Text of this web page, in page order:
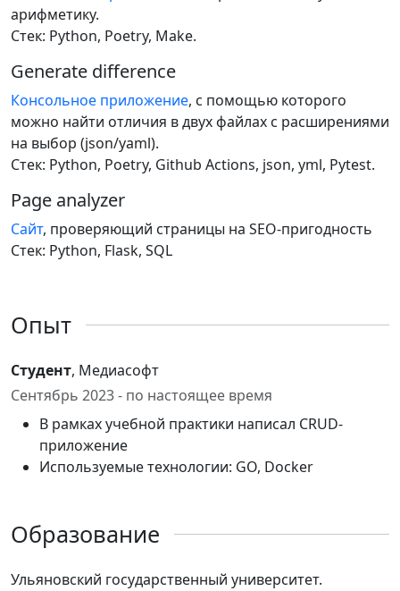
арифметику.
Стек: Python, Poetry, Make.
Generate difference
Консольное приложение, с помощью которого
можно найти отличия в двух файлах с расширениями
на выбор (json/yaml).
Стек: Python, Poetry, Github Actions, json, yml, Pytest.
Page analyzer
Сайт, проверяющий страницы на SEO-пригодность
Стек: Python, Flask, SQL
Опыт
Студент, Медиасофт
Сентябрь 2023 - по настоящее время
В рамках учебной практики написал CRUD-
приложение
Используемые технологии: GO, Docker
Образование
Ульяновский государственный университет.